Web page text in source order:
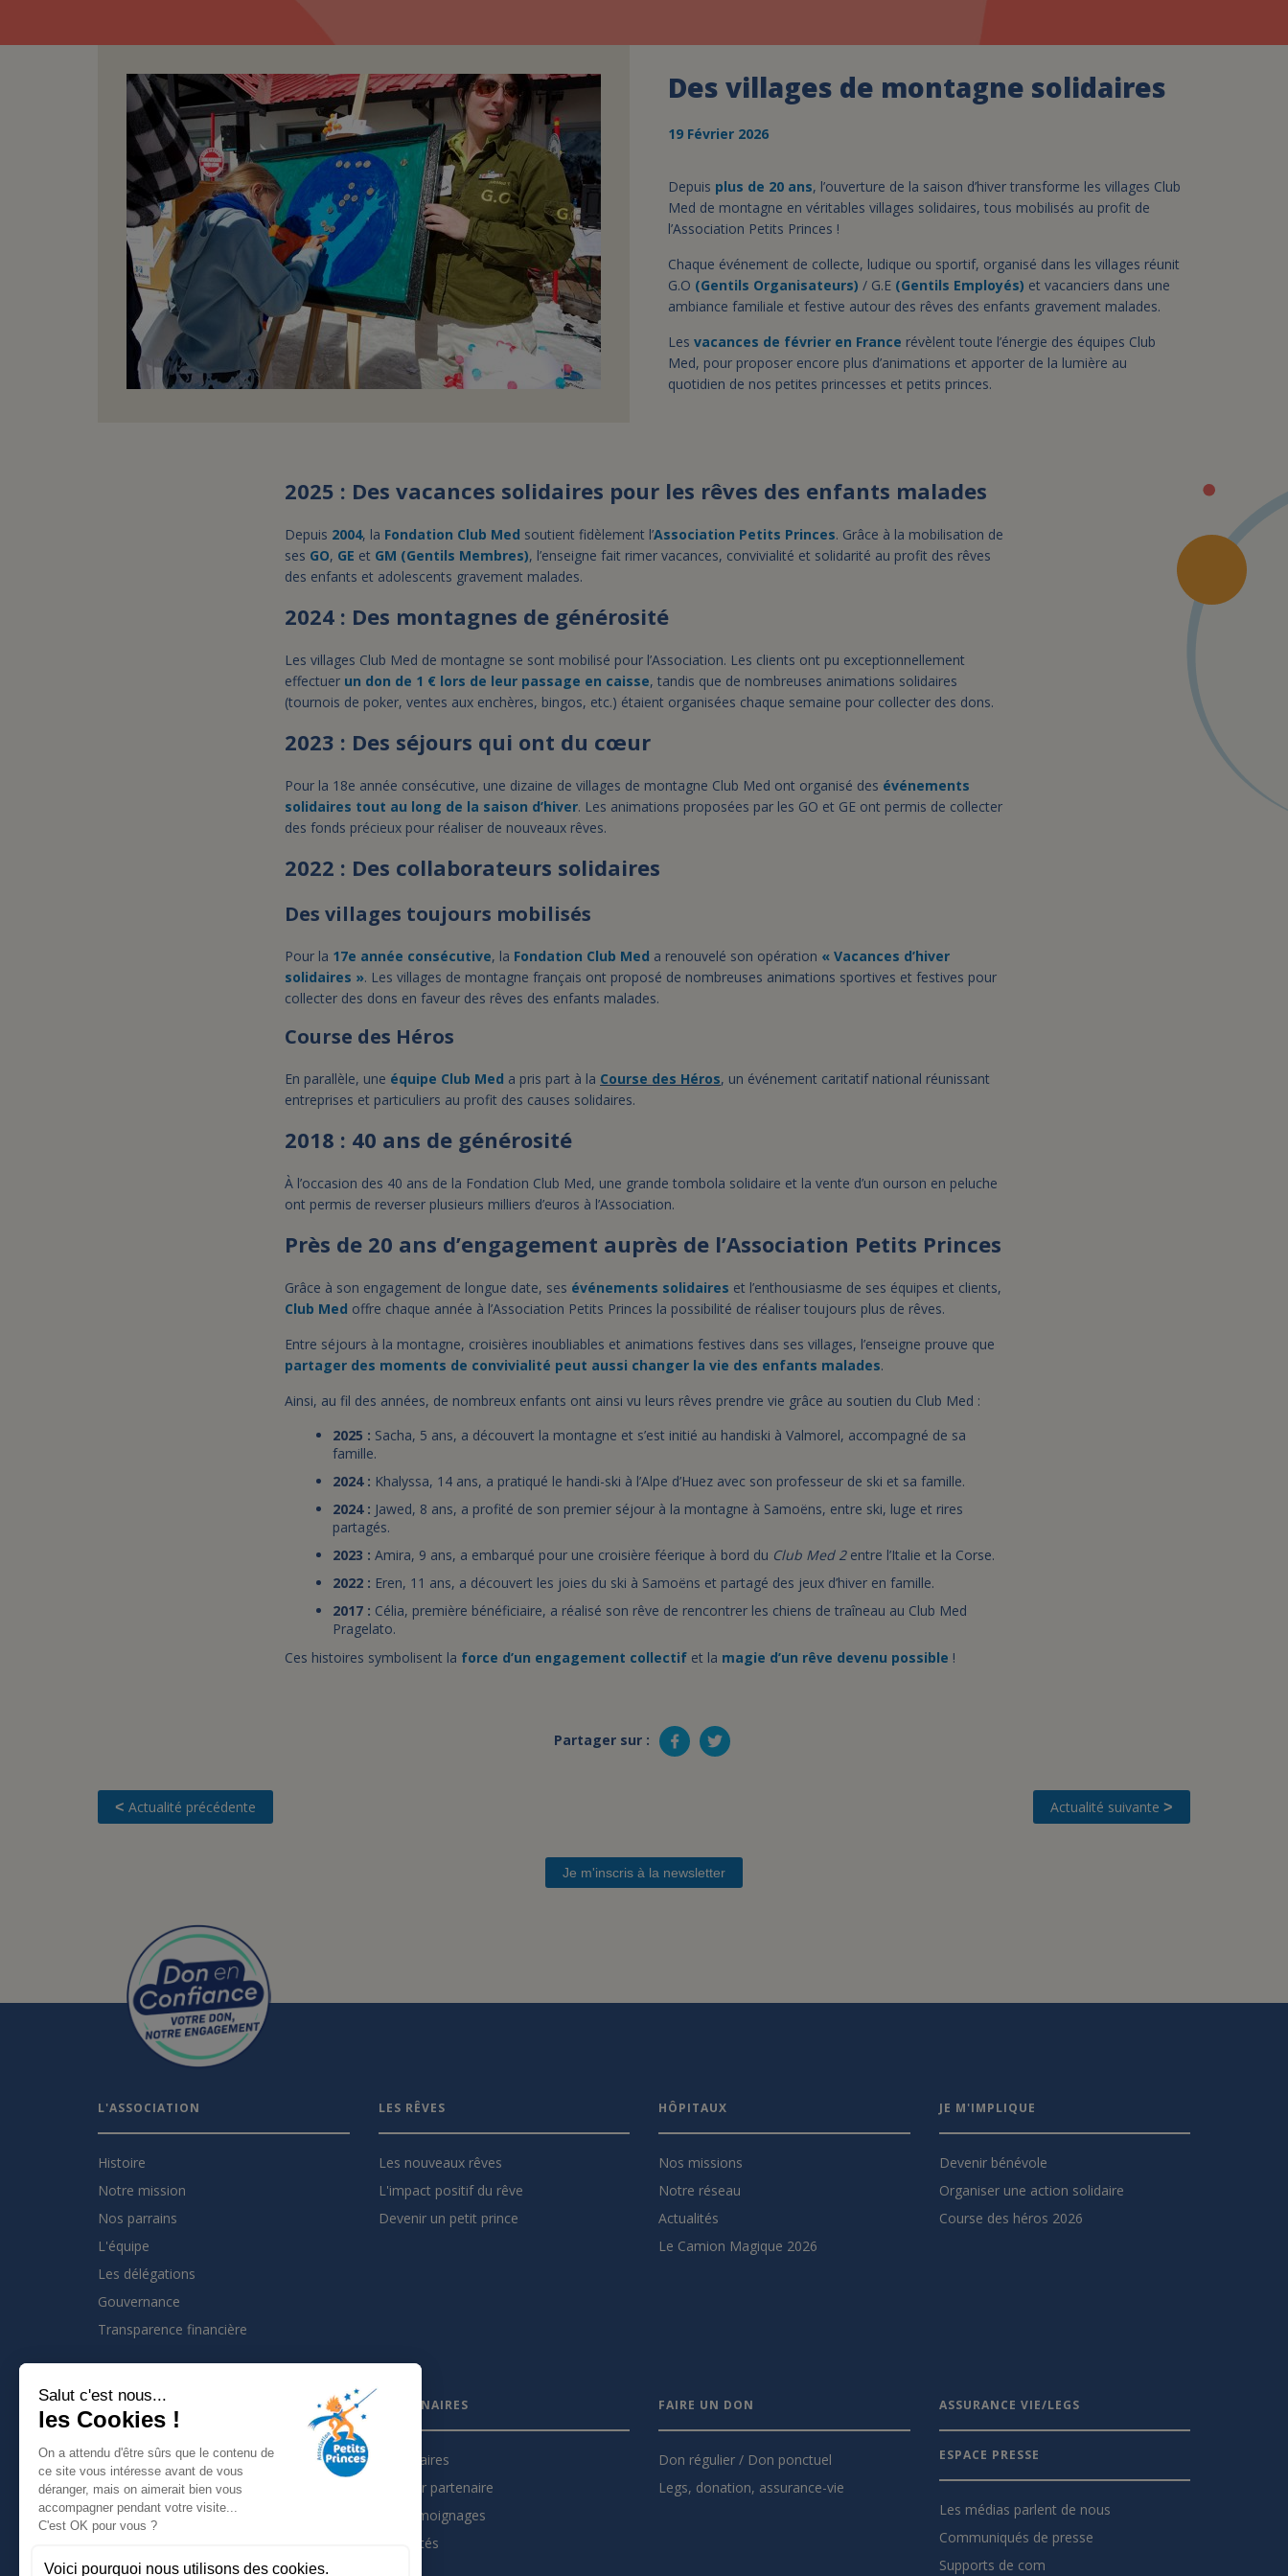
Salut c'est nous...
les Cookies !
On a attendu d'être sûrs que le contenu de
ce site vous intéresse avant de vous
déranger, mais on aimerait bien vous
accompagner pendant votre visite...
C'est OK pour vous ?
Voici pourquoi nous utilisons des cookies.
Des villages de montagne solidaires
19 Février 2026
Depuis plus de 20 ans, l’ouverture de la saison d’hiver transforme les villages Club
Med de montagne en véritables villages solidaires, tous mobilisés au profit de
l’Association Petits Princes !
Chaque événement de collecte, ludique ou sportif, organisé dans les villages réunit
G.O (Gentils Organisateurs) / G.E (Gentils Employés) et vacanciers dans une
ambiance familiale et festive autour des rêves des enfants gravement malades.
Les vacances de février en France révèlent toute l’énergie des équipes Club
Med, pour proposer encore plus d’animations et apporter de la lumière au
quotidien de nos petites princesses et petits princes.
2025 : Des vacances solidaires pour les rêves des enfants malades
Depuis 2004, la Fondation Club Med soutient fidèlement l’Association Petits Princes. Grâce à la mobilisation de
ses GO, GE et GM (Gentils Membres), l’enseigne fait rimer vacances, convivialité et solidarité au profit des rêves
des enfants et adolescents gravement malades.
2024 : Des montagnes de générosité
Les villages Club Med de montagne se sont mobilisé pour l’Association. Les clients ont pu exceptionnellement
effectuer un don de 1 € lors de leur passage en caisse, tandis que de nombreuses animations solidaires
(tournois de poker, ventes aux enchères, bingos, etc.) étaient organisées chaque semaine pour collecter des dons.
2023 : Des séjours qui ont du cœur
Pour la 18e année consécutive, une dizaine de villages de montagne Club Med ont organisé des événements
solidaires tout au long de la saison d’hiver. Les animations proposées par les GO et GE ont permis de collecter
des fonds précieux pour réaliser de nouveaux rêves.
2022 : Des collaborateurs solidaires
Des villages toujours mobilisés
Pour la 17e année consécutive, la Fondation Club Med a renouvelé son opération « Vacances d’hiver
solidaires ». Les villages de montagne français ont proposé de nombreuses animations sportives et festives pour
collecter des dons en faveur des rêves des enfants malades.
Course des Héros
En parallèle, une équipe Club Med a pris part à la Course des Héros, un événement caritatif national réunissant
entreprises et particuliers au profit des causes solidaires.
2018 : 40 ans de générosité
À l’occasion des 40 ans de la Fondation Club Med, une grande tombola solidaire et la vente d’un ourson en peluche
ont permis de reverser plusieurs milliers d’euros à l’Association.
Près de 20 ans d’engagement auprès de l’Association Petits Princes
Grâce à son engagement de longue date, ses événements solidaires et l’enthousiasme de ses équipes et clients,
Club Med offre chaque année à l’Association Petits Princes la possibilité de réaliser toujours plus de rêves.
Entre séjours à la montagne, croisières inoubliables et animations festives dans ses villages, l’enseigne prouve que
partager des moments de convivialité peut aussi changer la vie des enfants malades.
Ainsi, au fil des années, de nombreux enfants ont ainsi vu leurs rêves prendre vie grâce au soutien du Club Med :
2025 : Sacha, 5 ans, a découvert la montagne et s’est initié au handiski à Valmorel, accompagné de sa
famille.
2024 : Khalyssa, 14 ans, a pratiqué le handi-ski à l’Alpe d’Huez avec son professeur de ski et sa famille.
2024 : Jawed, 8 ans, a profité de son premier séjour à la montagne à Samoëns, entre ski, luge et rires
partagés.
2023 : Amira, 9 ans, a embarqué pour une croisière féerique à bord du Club Med 2entre l’Italie et la Corse.
2022 : Eren, 11 ans, a découvert les joies du ski à Samoëns et partagé des jeux d’hiver en famille.
2017 : Célia, première bénéficiaire, a réalisé son rêve de rencontrer les chiens de traîneau au Club Med
Pragelato.
Ces histoires symbolisent la force d’un engagement collectif et la magie d’un rêve devenu possible !
Partager sur :
< Actualité précédente Actualité suivante >
Je m'inscris à la newsletter
L'ASSOCIATION
Histoire
Notre mission
Nos parrains
L'équipe
Les délégations
Gouvernance
Transparence financière
LES RÊVES
Les nouveaux rêves
L'impact positif du rêve
Devenir un petit prince
HÔPITAUX
Nos missions
Notre réseau
Actualités
Le Camion Magique 2026
JE M'IMPLIQUE
Devenir bénévole
Organiser une action solidaire
Course des héros 2026
INSCRIVEZ VOUS À LA NEWSLETTER
Je m'inscris à la newsletter
Suivez nous sur :
PARTENAIRES
Partenaires
Devenir partenaire
Les témoignages
Actualités
FAIRE UN DON
Don régulier / Don ponctuel
Legs, donation, assurance-vie
ASSURANCE VIE/LEGS
ESPACE PRESSE
Les médias parlent de nous
Communiqués de presse
Supports de com